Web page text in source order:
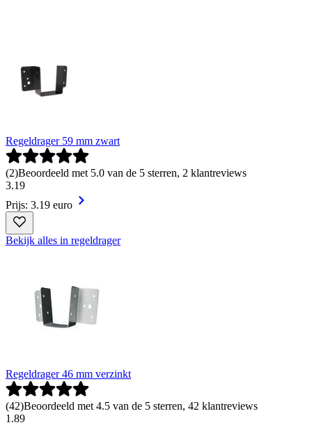
Regeldrager 59 mm zwart
(2)Beoordeeld met 5.0 van de 5 sterren, 2 klantreviews
3.19
Prijs: 3.19 euro
Bekijk alles in regeldrager
Regeldrager 46 mm verzinkt
(42)Beoordeeld met 4.5 van de 5 sterren, 42 klantreviews
1 .89